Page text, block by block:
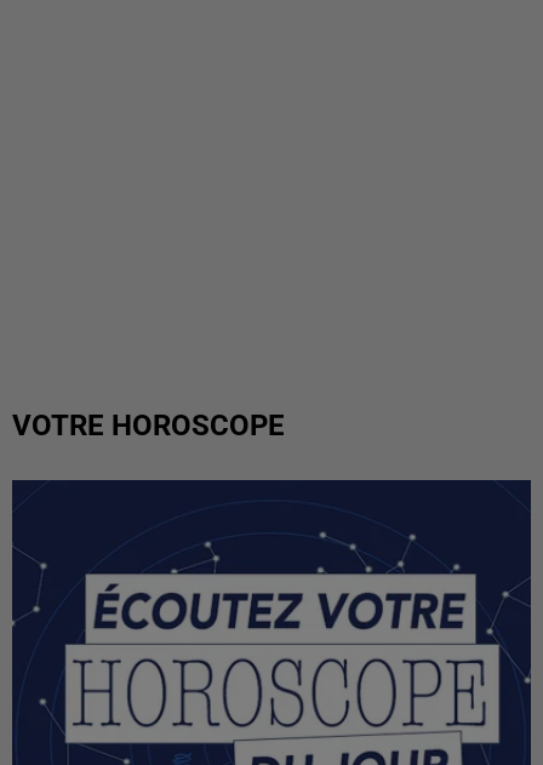
VOTRE HOROSCOPE